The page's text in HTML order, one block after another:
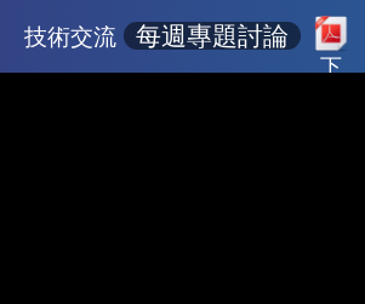
技術交流 每週專題討論
下